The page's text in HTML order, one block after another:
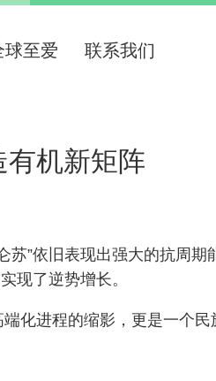
球至爱 联系我们
有机新矩阵
”依旧表现出强大的抗周期
现了逆势增长。
化进程的缩影，更是一个